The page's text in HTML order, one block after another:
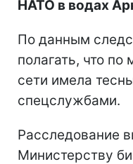
НАТО в водах
По данным
полагать, что
сети имела
спецслужбами.
Расследование
Министерству